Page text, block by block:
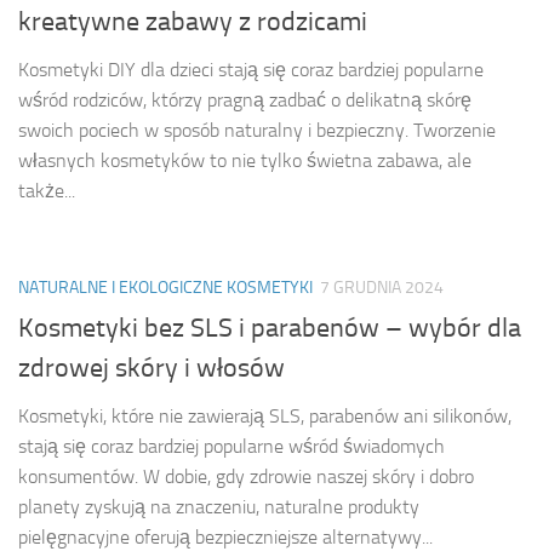
kreatywne zabawy z rodzicami
Kosmetyki DIY dla dzieci stają się coraz bardziej popularne
wśród rodziców, którzy pragną zadbać o delikatną skórę
swoich pociech w sposób naturalny i bezpieczny. Tworzenie
własnych kosmetyków to nie tylko świetna zabawa, ale
także...
NATURALNE I EKOLOGICZNE KOSMETYKI 7 GRUDNIA 2024
Kosmetyki bez SLS i parabenów – wybór dla
zdrowej skóry i włosów
Kosmetyki, które nie zawierają SLS, parabenów ani silikonów,
stają się coraz bardziej popularne wśród świadomych
konsumentów. W dobie, gdy zdrowie naszej skóry i dobro
planety zyskują na znaczeniu, naturalne produkty
pielęgnacyjne oferują bezpieczniejsze alternatywy...